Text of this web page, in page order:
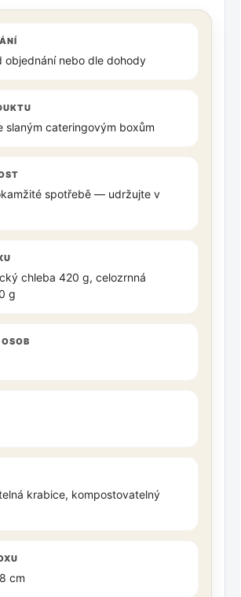
objednání nebo dle dohody
slaným cateringovým boxům
spotřebě — udržujte v
chleba 420 g, celozrnná
g
krabice, kompostovatelný
cm